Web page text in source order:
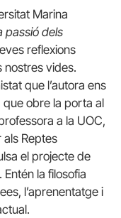
Marina
passió dels
reflexions
nostres vides.
que l’autora ens
que obre la porta al
a la UOC,
als Reptes
el projecte de
Entén la filosofia
l’aprenentatge i